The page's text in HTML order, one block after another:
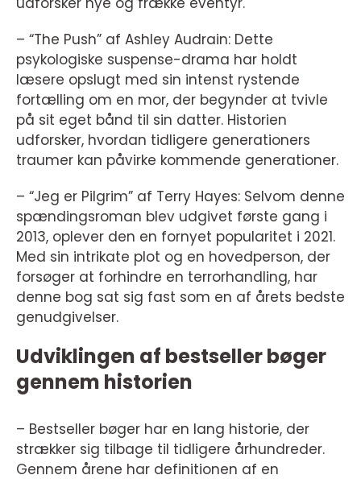
– “The Push” af Ashley Audrain: Dette
psykologiske suspense-drama har holdt
læsere opslugt med sin intenst rystende
fortælling om en mor, der begynder at tvivle
på sit eget bånd til sin datter. Historien
udforsker, hvordan tidligere generationers
traumer kan påvirke kommende generationer.
– “Jeg er Pilgrim” af Terry Hayes: Selvom denne
spændingsroman blev udgivet første gang i
2013, oplever den en fornyet popularitet i 2021.
Med sin intrikate plot og en hovedperson, der
forsøger at forhindre en terrorhandling, har
denne bog sat sig fast som en af årets bedste
genudgivelser.
Udviklingen af bestseller bøger
gennem historien
– Bestseller bøger har en lang historie, der
strækker sig tilbage til tidligere århundreder.
Gennem årene har definitionen af en